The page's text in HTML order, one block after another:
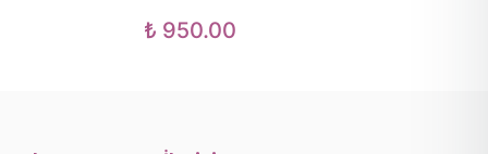
₺ 950.00